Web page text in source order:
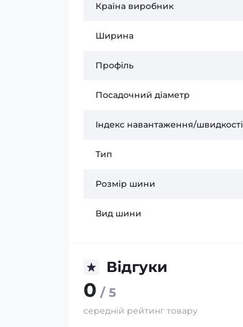
Країна виробник
Ширина
Профіль
Посадочний діаметр
Індекс навантаження/швидкості
Тип
Розмір шини
Вид шини
Відгуки
0 / 5
середній рейтинг товару